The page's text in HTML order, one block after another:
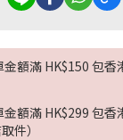
額滿 HK$150 包香
額滿 HK$299 包香
件）